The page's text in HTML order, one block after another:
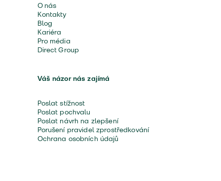
O nás
Kontakty
Blog
Kariéra
Pro média
Direct Group
Váš názor nás zajímá
Poslat stížnost
Poslat pochvalu
Poslat návrh na zlepšení
Porušení pravidel zprostředkování
Ochrana osobních údajů